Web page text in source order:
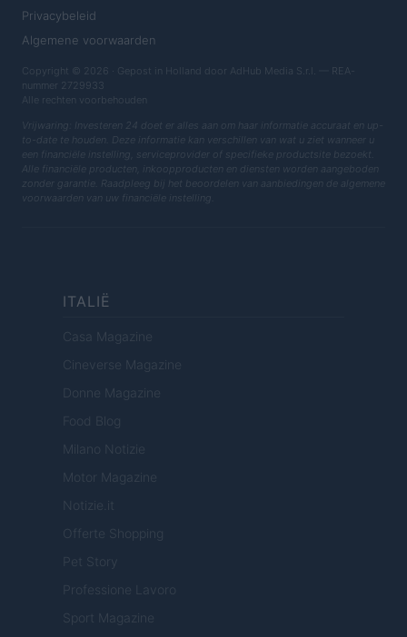
Privacybeleid
Algemene voorwaarden
Copyright © 2026 · Gepost in Holland door AdHub Media S.r.l. — REA-
nummer 2729933
Alle rechten voorbehouden
Vrijwaring: Investeren 24 doet er alles aan om haar informatie accuraat en up-
to-date te houden. Deze informatie kan verschillen van wat u ziet wanneer u
een financiële instelling, serviceprovider of specifieke productsite bezoekt.
Alle financiële producten, inkoopproducten en diensten worden aangeboden
zonder garantie. Raadpleeg bij het beoordelen van aanbiedingen de algemene
voorwaarden van uw financiële instelling.
ITALIË
Casa Magazine
Cineverse Magazine
Donne Magazine
Food Blog
Milano Notizie
Motor Magazine
Notizie.it
Offerte Shopping
Pet Story
Professione Lavoro
Sport Magazine